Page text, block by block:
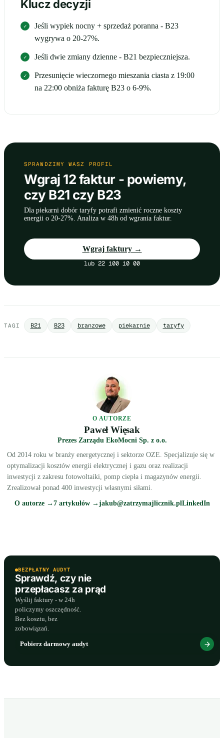
Klucz decyzji
Jeśli wypiek nocny + sprzedaż poranna - B23
wygrywa o 20-27%.
Jeśli dwie zmiany dzienne - B21 bezpieczniejsza.
Przesunięcie wieczornego mieszania ciasta z 19:00
na 22:00 obniża fakturę B23 o 6-9%.
SPRAWDZIMY WASZ PROFIL
Wgraj 12 faktur - powiemy,
czy B21 czy B23
Dla piekarni dobór taryfy potrafi zmienić roczne koszty
energii o 20-27%. Analiza w 48h od wgrania faktur.
Wgraj faktury →
lub 22 100 10 00
TAGI B21 B23 branzowe piekarnie taryfy
O AUTORZE
Paweł Więsak
Prezes Zarządu EkoMocni Sp. z o.o.
Od 2014 roku w branży energetycznej i sektorze OZE. Specjalizuje się w
optymalizacji kosztów energii elektrycznej i gazu oraz realizacji
inwestycji z zakresu fotowoltaiki, pomp ciepła i magazynów energii.
Zrealizował ponad 400 inwestycji własnymi siłami.
O autorze → 7 artykułów → jakub@zatrzymajlicznik.plLinkedIn
BEZPŁATNY AUDYT
Sprawdź, czy nie
przepłacasz za prąd
Wyślij faktury - w 24h
policzymy oszczędność.
Bez kosztu, bez
zobowiązań.
Pobierz darmowy audyt